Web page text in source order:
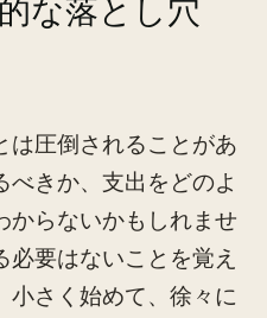
な落とし穴
は圧倒されることがあ
べきか、支出をどのよ
からないかもしれませ
要はないことを覚え
小さく始めて、徐々に